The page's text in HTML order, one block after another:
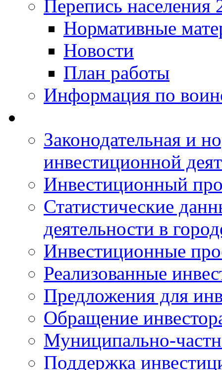
Перепись населения
Нормативные
Новости
План работы
Информация по
Законодательная и
инвестиционной
Инвестиционный
Статистические
деятельности в
Инвестиционные
Реализованные
Предложения для
Обращение
Муниципально-
Поддержка